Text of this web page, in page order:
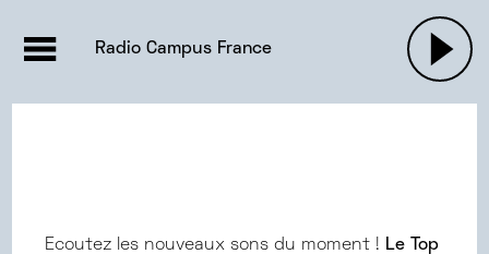
ACTUALITÉS
EMISSIONS |
PODCASTS
Radio Campus France
Ecoutez les nouveaux sons du moment ! Le Top